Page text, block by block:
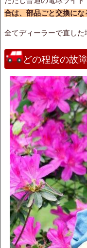
合は、部品ごと交換に
全てディーラーで直し
どの程度の故